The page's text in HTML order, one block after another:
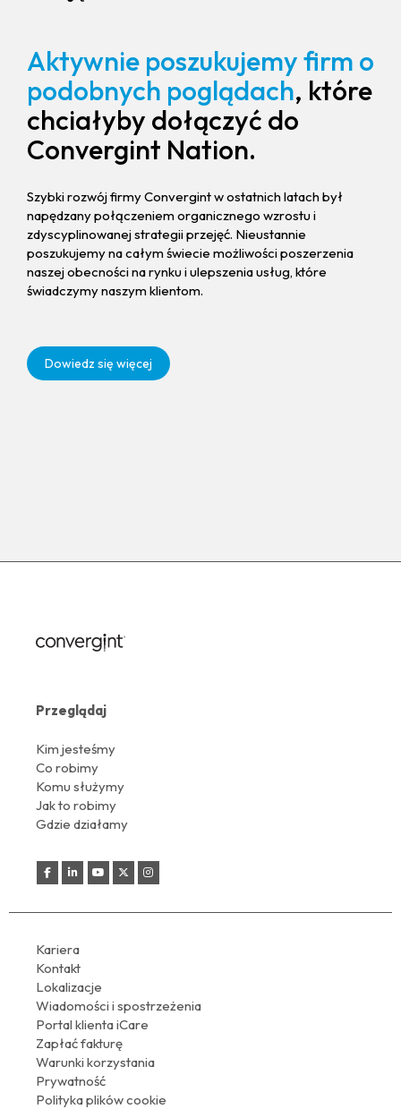
Aktywnie poszukujemy firm o
podobnych poglądach, które
chciałyby dołączyć do
Convergint Nation.
Szybki rozwój firmy Convergint w ostatnich latach był
napędzany połączeniem organicznego wzrostu i
zdyscyplinowanej strategii przejęć. Nieustannie
poszukujemy na całym świecie możliwości poszerzenia
naszej obecności na rynku i ulepszenia usług, które
świadczymy naszym klientom.
Dowiedz się więcej
Przeglądaj
Kim jesteśmy
Co robimy
Komu służymy
Jak to robimy
Gdzie działamy
Kariera
Kontakt
Lokalizacje
Wiadomości i spostrzeżenia
Portal klienta iCare
Zapłać fakturę
Warunki korzystania
Prywatność
Polityka plików cookie